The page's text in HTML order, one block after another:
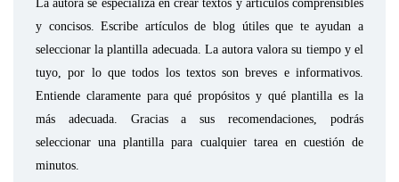
La autora se especializa en crear textos y artículos comprensibles
y concisos. Escribe artículos de blog útiles que te ayudan a
seleccionar la plantilla adecuada. La autora valora su tiempo y el
tuyo, por lo que todos los textos son breves e informativos.
Entiende claramente para qué propósitos y qué plantilla es la
más adecuada. Gracias a sus recomendaciones, podrás
seleccionar una plantilla para cualquier tarea en cuestión de
minutos.